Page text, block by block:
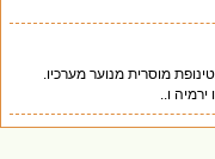
מוסרית מנוער מערכיו.
ו..